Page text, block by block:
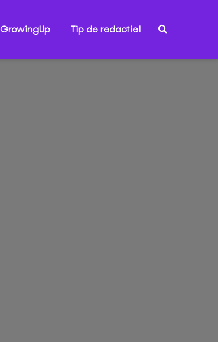
GrowingUp Tip de redactie!